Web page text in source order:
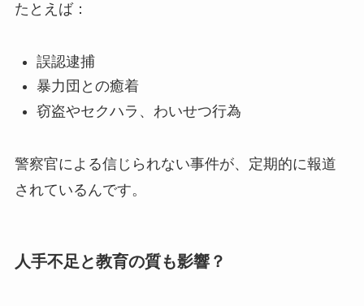
たとえば：
誤認逮捕
暴力団との癒着
窃盗やセクハラ、わいせつ行為
警察官による信じられない事件が、定期的に報道
されているんです。
人手不足と教育の質も影響？